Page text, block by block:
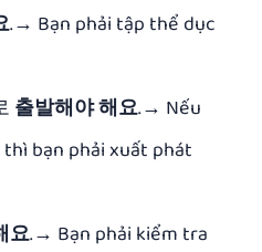
.→ Bạn phải tập thể dục
출발해야 해요.→ Nếu
bạn phải xuất phát
요.→ Bạn phải kiểm tra